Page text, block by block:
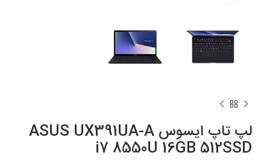
لپ تاپ ایسوس ASUS UX391UA-A
i7 8550U 16GB 512SSD